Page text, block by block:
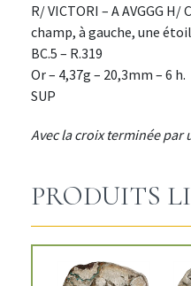
R/ VICTORI – A AVGGG
champ, à gauche, une
BC.5 – R.319
Or – 4,37g – 20,3mm – 6 h.
SUP
Avec la croix terminée par
PRODUITS